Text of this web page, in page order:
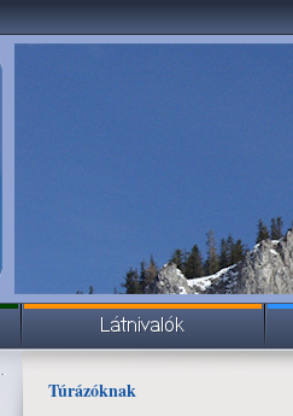
Túrázóknak